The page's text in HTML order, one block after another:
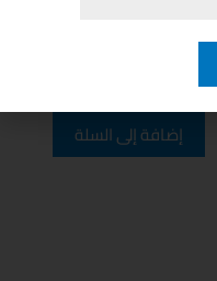
برو 6 حصان بارد ساخن
121,895.00
إضافة إلى السلة